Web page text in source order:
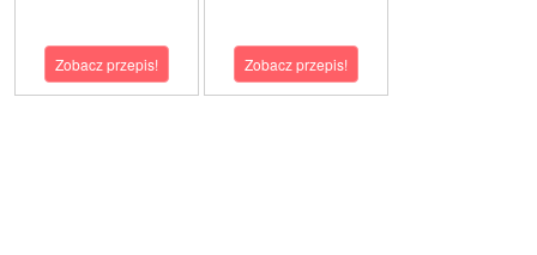
Zobacz przepis! Zobacz przepis!